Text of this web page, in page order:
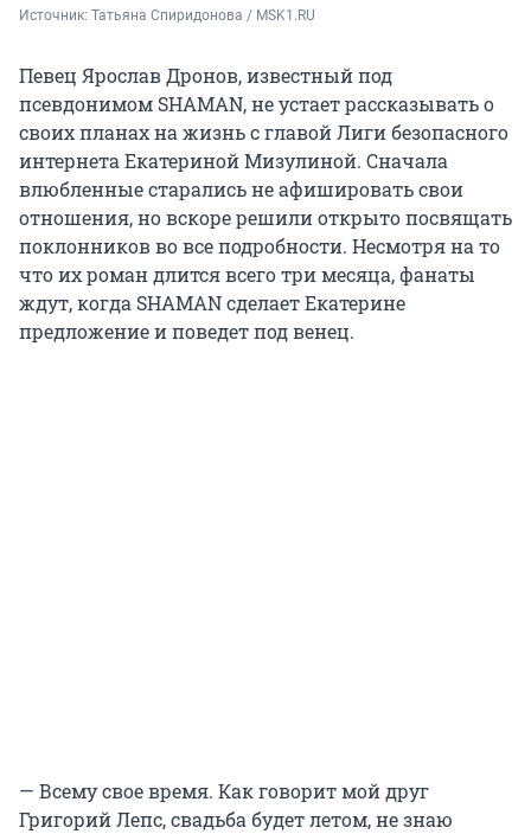
Источник: Татьяна Спиридонова / MSK1.RU
Певец Ярослав Дронов, известный под
псевдонимом SHAMAN, не устает рассказывать о
своих планах на жизнь с главой Лиги безопасного
интернета Екатериной Мизулиной. Сначала
влюбленные старались не афишировать свои
отношения, но вскоре решили открыто посвящать
поклонников во все подробности. Несмотря на то
что их роман длится всего три месяца, фанаты
ждут, когда SHAMAN сделает Екатерине
предложение и поведет под венец.
— Всему свое время. Как говорит мой друг
Григорий Лепс, свадьба будет летом, не знаю